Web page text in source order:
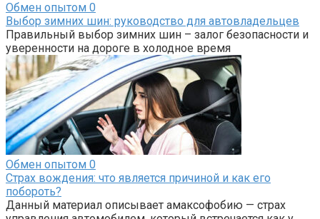
Обмен опытом 0
Выбор зимних шин: руководство для автовладельцев
Правильный выбор зимних шин – залог безопасности и
уверенности на дороге в холодное время
Обмен опытом 0
Страх вождения: что является причиной и как его
побороть?
Данный материал описывает амаксофобию — страх